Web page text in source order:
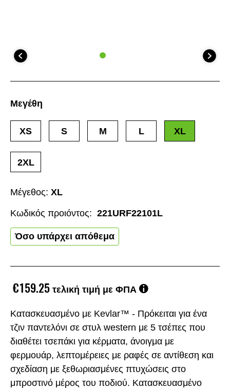
Κατασκευασμένο με Kevlar™ - Πρόκειται για ένα
τζιν παντελόνι σε στυλ western με 5 τσέπες που
διαθέτει τσεπάκι για κέρματα, άνοιγμα με
φερμουάρ, λεπτομέρειες με ραφές σε αντίθεση και
σχεδίαση με ξεθωριασμένες πτυχώσεις στο
μπροστινό μέρος του ποδιού. Κατασκευασμένο
€159.25 τελική τιμή με ΦΠΑ
Μέγεθος: XL
Όσο υπάρχει απόθεμα
Μεγέθη
XS S M L XL
2XL
Κωδικός προιόντος: 221URF22101L